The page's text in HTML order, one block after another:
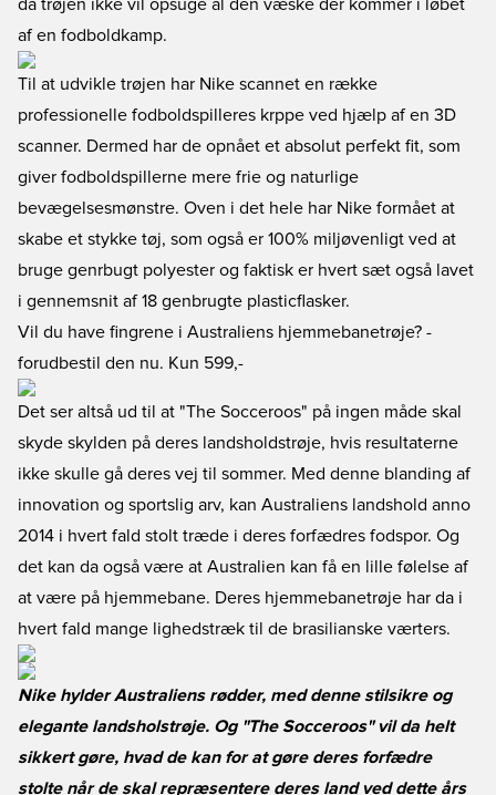
da trøjen ikke vil opsuge al den væske der kommer i løbet
af en fodboldkamp.
Til at udvikle trøjen har Nike scannet en række
professionelle fodboldspilleres krppe ved hjælp af en 3D
scanner. Dermed har de opnået et absolut perfekt fit, som
giver fodboldspillerne mere frie og naturlige
bevægelsesmønstre. Oven i det hele har Nike formået at
skabe et stykke tøj, som også er 100% miljøvenligt ved at
bruge genrbugt polyester og faktisk er hvert sæt også lavet
i gennemsnit af 18 genbrugte plasticflasker.
Vil du have fingrene i Australiens hjemmebanetrøje? -
forudbestil den nu. Kun 599,-
Det ser altså ud til at "The Socceroos" på ingen måde skal
skyde skylden på deres landsholdstrøje, hvis resultaterne
ikke skulle gå deres vej til sommer. Med denne blanding af
innovation og sportslig arv, kan Australiens landshold anno
2014 i hvert fald stolt træde i deres forfædres fodspor. Og
det kan da også være at Australien kan få en lille følelse af
at være på hjemmebane. Deres hjemmebanetrøje har da i
hvert fald mange lighedstræk til de brasilianske værters.
Nike hylder Australiens rødder, med denne stilsikre og
elegante landsholstrøje. Og "The Socceroos" vil da helt
sikkert gøre, hvad de kan for at gøre deres forfædre
stolte når de skal repræsentere deres land ved dette års